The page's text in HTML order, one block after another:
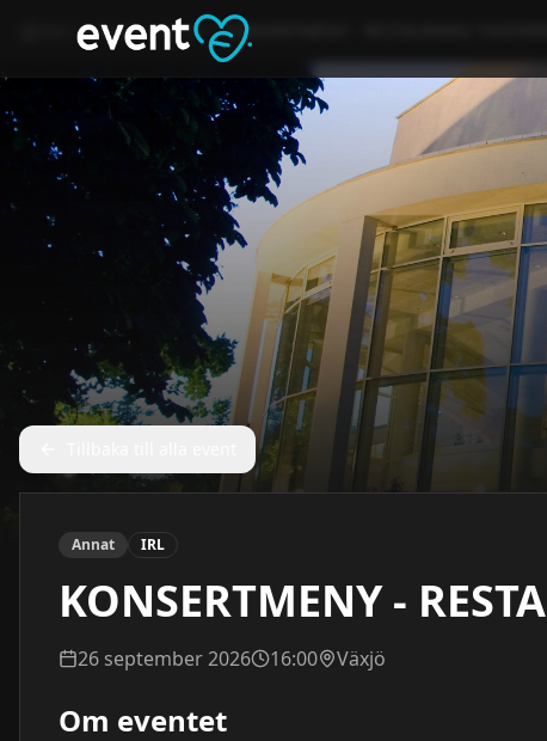
Event Annat KONSERTMENY - RESTAURANG
Annat IRL
KONSERTMENY -
26 september 2026 16:00 Växjö
Om eventet